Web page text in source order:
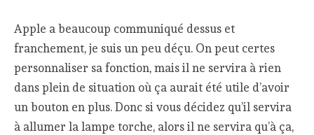
Apple a beaucoup communiqué dessus et
franchement, je suis un peu déçu. On peut certes
personnaliser sa fonction, mais il ne servira à rien
dans plein de situation où ça aurait été utile d’avoir
un bouton en plus. Donc si vous décidez qu’il servira
à allumer la lampe torche, alors il ne servira qu’à ça,